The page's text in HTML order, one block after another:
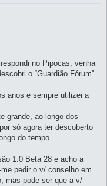
no Pipocas, venha
o “Guardião Fórum”
anos e sempre utilizei a
grande, ao longo dos
só agora ter descoberto
do tempo.
1.0 Beta 28 e acho a
pedir o v/ conselho em
mas pode ser que a v/